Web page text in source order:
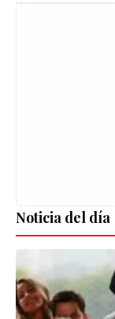
Noticia del día